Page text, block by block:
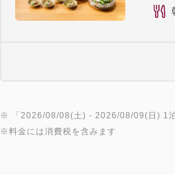
※ 「 2026/08/08(土) - 2026/08/09(日) 1
※料金には消費税を含みます